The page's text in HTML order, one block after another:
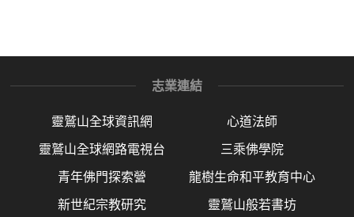
志業連結
靈鷲山全球資訊網 心道法師
靈鷲山全球網路電視台 三乘佛學院
青年佛門探索營 龍樹生命和平教育中心
新世紀宗教研究 靈鷲山般若書坊